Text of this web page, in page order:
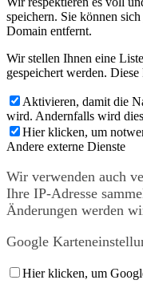
speichern. Sie können
Domain entfernt.
Wir stellen Ihnen eine
gespeichert werden.
Aktivieren, damit die
wird. Andernfalls wird
Hier klicken, um
Andere externe Dienste
Wir verwenden auch
Ihre IP-Adresse
Änderungen werden
Google
Hier klicken, um